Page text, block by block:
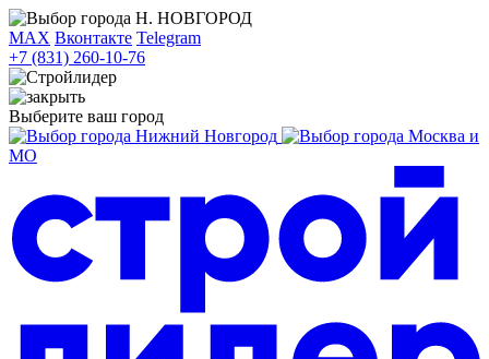
Н. НОВГОРОД
MAX Вконтакте Telegram
+7 (831) 260-10-76
Выберите ваш город
Нижний Новгород
Москва и
МО